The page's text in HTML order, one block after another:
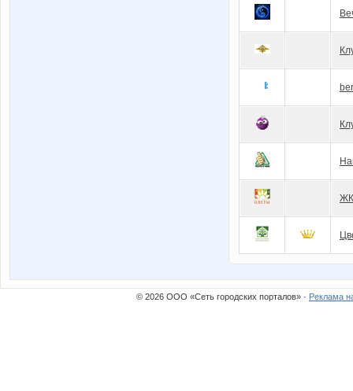
© 2026 ООО «Сеть городских порталов» · Реклама